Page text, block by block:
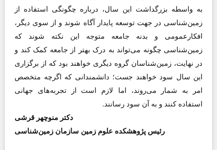
به واسطه بزرگداشت این سال، درباره چگونگی استفاده از
زمین‌شناسی در جهت توسعه پایدار آگاه شوند و از سوی دیگر،
افکارعمومی و بدنه جامعه متوجه این نکته شوند که
زمین‌شناسی چگونه می‌تواند به درک بهتر از جامعه کمک کند و
در نهایت، زمین‌شناسان گروه دیگری خواهند بود که از برگزاری
این سال سود خواهند جست؛ دانشمندانی که اگرچه متخصص
امر به شمار می‌روند، اما لازم است از تجربه‌های جهانی
استفاده کنند و به آن سود رسانند.
دکتر منوچهر قرشی
رئیس پژوهشکده علوم زمین سازمان زمین‌شناسی‌